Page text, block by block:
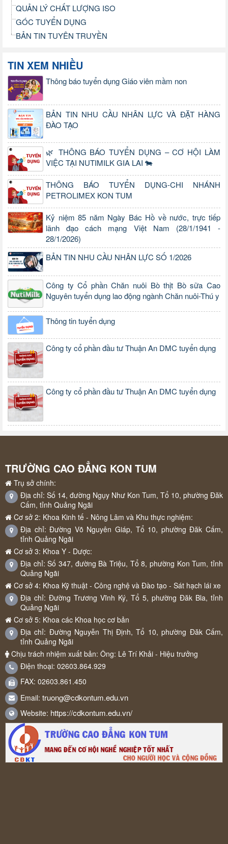
QUẢN LÝ CHẤT LƯỢNG ISO
GÓC TUYỂN DỤNG
BẢN TIN TUYÊN TRUYỀN
TIN XEM NHIỀU
Thông báo tuyển dụng Giáo viên mầm non
BẢN TIN NHU CẦU NHÂN LỰC VÀ ĐẶT HÀNG
ĐÀO TẠO
🌿 THÔNG BÁO TUYỂN DỤNG – CƠ HỘI LÀM
VIỆC TẠI NUTIMILK GIA LAI 🐄
THÔNG BÁO TUYỂN DỤNG-CHI NHÁNH
PETROLIMEX KON TUM
Kỷ niệm 85 năm Ngày Bác Hồ về nước, trực tiếp
lãnh đạo cách mạng Việt Nam (28/1/1941 -
28/1/2026)
BẢN TIN NHU CẦU NHÂN LỰC SỐ 1/2026
Công ty Cổ phần Chăn nuôi Bò thịt Bò sữa Cao
Nguyên tuyển dụng lao động ngành Chăn nuôi-Thú y
Thông tin tuyển dụng
Công ty cổ phần đầu tư Thuận An DMC tuyển dụng
Công ty cổ phần đầu tư Thuận An DMC tuyển dụng
TRƯỜNG CAO ĐẲNG KON TUM
Trụ sở chính:
Địa chỉ: Số 14, đường Ngụy Như Kon Tum, Tổ 10, phường Đăk
Cấm, tỉnh Quảng Ngãi
Cơ sở 2: Khoa Kinh tế - Nông Lâm và Khu thực nghiệm:
Địa chỉ: Đường Võ Nguyên Giáp, Tổ 10, phường Đăk Cấm,
tỉnh Quảng Ngãi
Cơ sở 3: Khoa Y - Dược:
Địa chỉ: Số 347, đường Bà Triệu, Tổ 8, phường Kon Tum, tỉnh
Quảng Ngãi
Cơ sở 4: Khoa Kỹ thuật - Công nghệ và Đào tạo - Sát hạch lái xe
Địa chỉ: Đường Trương Vĩnh Ký, Tổ 5, phường Đăk Bla, tỉnh
Quảng Ngãi
Cơ sở 5: Khoa các Khoa học cơ bản
Địa chỉ: Đường Nguyễn Thị Định, Tổ 10, phường Đăk Cấm,
tỉnh Quảng Ngãi
Chịu trách nhiệm xuất bản: Ông: Lê Trí Khải - Hiệu trưởng
Điện thoại: 02603.864.929
FAX: 02603.861.450
Email: truong@cdkontum.edu.vn
Website: https://cdkontum.edu.vn/